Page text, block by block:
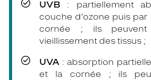
UVB : partiellement
couche d’ozone puis par
cornée ; ils
vieillissement des tissus ;
UVA : absorption
et la cornée ; ils